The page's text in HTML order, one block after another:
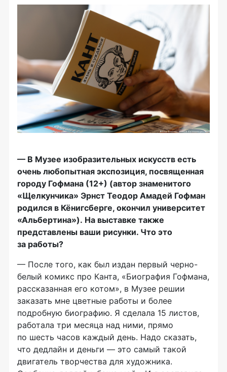
— В Музее изобразительных искусств есть
очень любопытная экспозиция, посвященная
городу Гофмана (12+) (автор знаменитого
«Щелкунчика» Эрнст Теодор Амадей Гофман
родился в Кёнигсберге, окончил университет
«Альбертина»). На выставке также
представлены ваши рисунки. Что это
за работы?
— После того, как был издан первый черно-
белый комикс про Канта, «Биография Гофмана,
рассказанная его котом», в Музее решии
заказать мне цветные работы и более
подробную биографию. Я сделала 15 листов,
работала три месяца над ними, прямо
по шесть часов каждый день. Надо сказать,
что дедлайн и деньги — это самый такой
двигатель творчества для художника.